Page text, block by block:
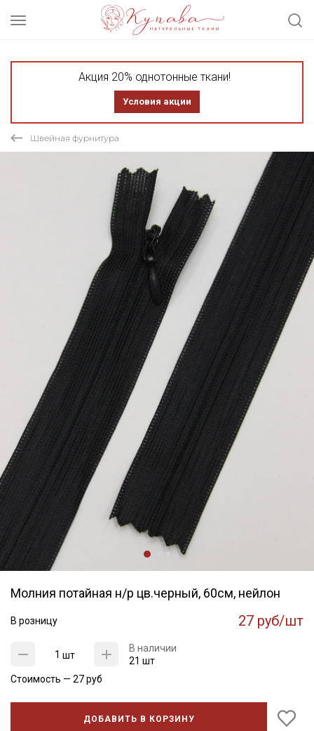
Акция 20% однотонные ткани!
Условия акции
Швейная фурнитура
Молния потайная н/р цв.черный, 60см, нейлон
В розницу 27 руб/шт
шт
В наличии
21 шт
Стоимость — 27руб
ДОБАВИТЬ В КОРЗИНУ